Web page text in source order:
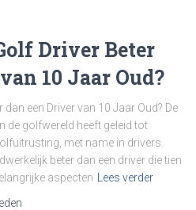
Driver Beter
10 Jaar Oud?
dan een Driver van 10 Jaar Oud? De
golfwereld heeft geleid tot
met name in drivers.
beter dan een driver die tien
aspecten
Lees verder